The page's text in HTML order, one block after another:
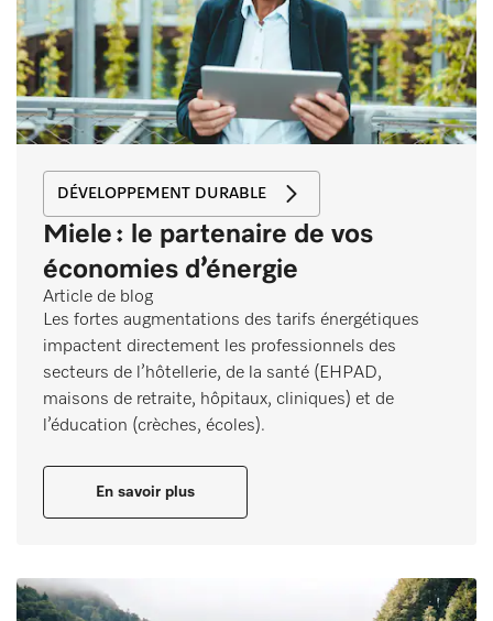
DÉVELOPPEMENT DURABLE
Miele : le partenaire de vos
économies d’énergie
Article de blog
Les fortes augmentations des tarifs énergétiques
impactent directement les professionnels des
secteurs de l’hôtellerie, de la santé (EHPAD,
maisons de retraite, hôpitaux, cliniques) et de
l’éducation (crèches, écoles).
En savoir plus